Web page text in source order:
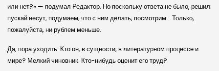
или нет?» — подумал Редактор. Но поскольку ответа не было, решил:
пускай несут, подумаем, что с ним делать, посмотрим… Только,
пожалуйста, ни рублем меньше.
Да, пора уходить. Кто он, в сущности, в литературном процессе и
мире? Мелкий чиновник. Кто-нибудь оценит его труд?